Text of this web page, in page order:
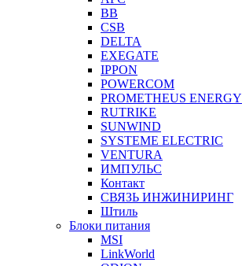
BB
CSB
DELTA
EXEGATE
IPPON
POWERCOM
PROMETHEUS ENERGY
RUTRIKE
SUNWIND
SYSTEME ELECTRIC
VENTURA
ИМПУЛЬС
Контакт
СВЯЗЬ ИНЖИНИРИНГ
Штиль
Блоки питания
MSI
LinkWorld